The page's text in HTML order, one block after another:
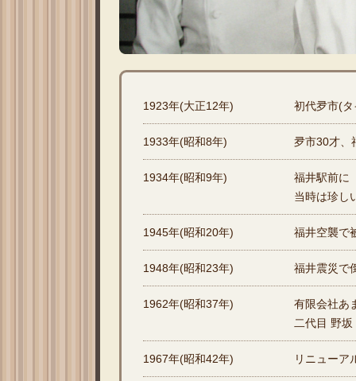
1923年(大正12年) 初代夛市(
1933年(昭和8年) 夛市30才、
1934年(昭和9年)
福井駅前に
当時は珍し
1945年(昭和20年) 福井空襲で
1948年(昭和23年) 福井震災で
1962年(昭和37年)
有限会社あ
二代目 野
1967年(昭和42年) リニューア